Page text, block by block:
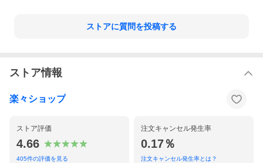
ストアに質問を投稿する
ストア情報
楽々ショップ
ストア評価
4.66
405件の評価を見る
注文キャンセル発生率
0.17％
注文キャンセル発生率とは？